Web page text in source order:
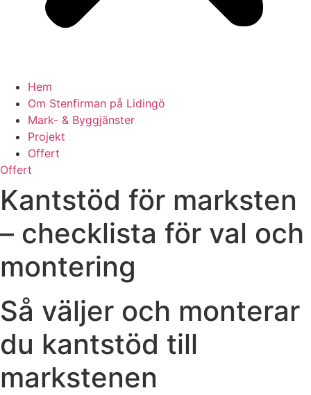
Hem
Om Stenfirman på Lidingö
Mark- & Byggjänster
Projekt
Offert
Offert
Kantstöd för marksten
– checklista för val och
montering
Så väljer och monterar
du kantstöd till
markstenen